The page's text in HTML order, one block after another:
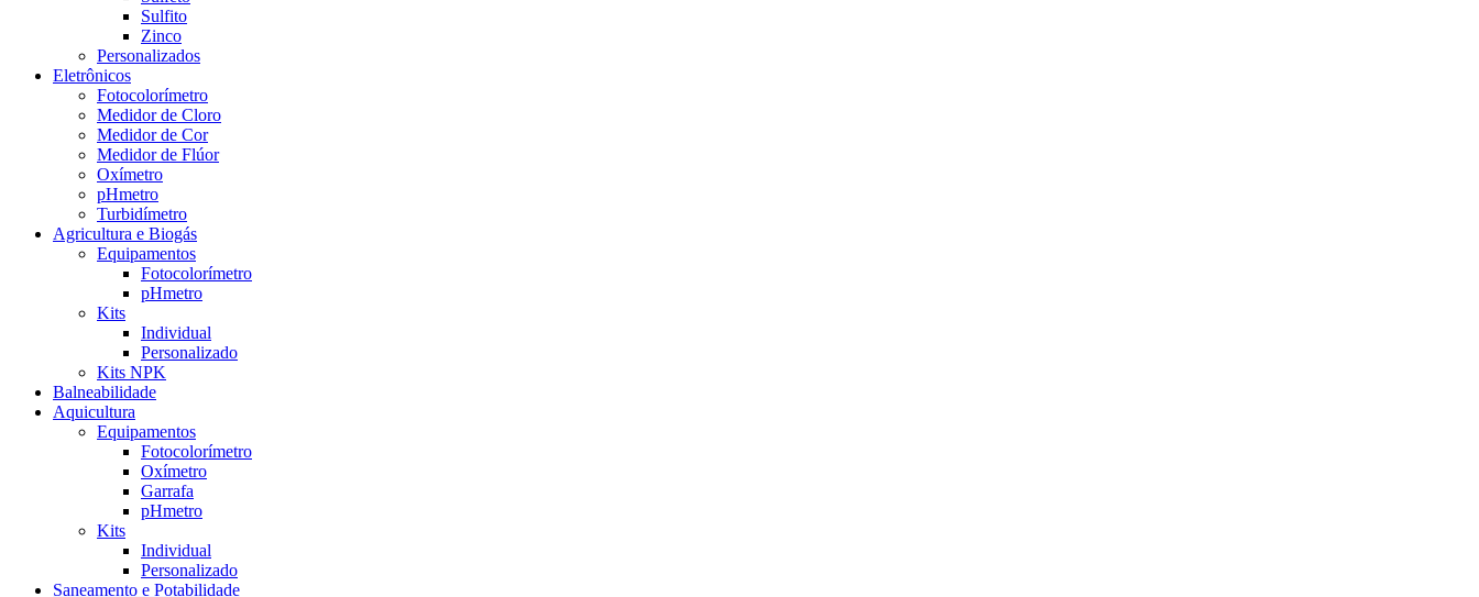
Sulfito
Zinco
Personalizados
Eletrônicos
Fotocolorímetro
Medidor de Cloro
Medidor de Cor
Medidor de Flúor
Oxímetro
pHmetro
Turbidímetro
Agricultura e Biogás
Equipamentos
Fotocolorímetro
pHmetro
Kits
Individual
Personalizado
Kits NPK
Balneabilidade
Aquicultura
Equipamentos
Fotocolorímetro
Oxímetro
Garrafa
pHmetro
Kits
Individual
Personalizado
Saneamento e Potabilidade